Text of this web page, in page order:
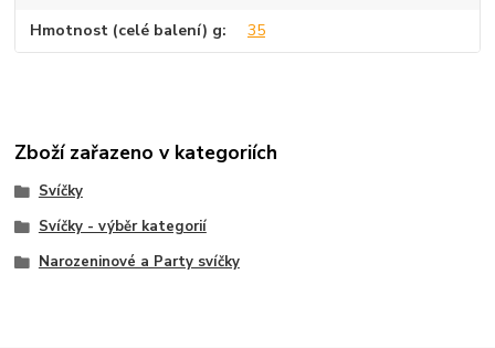
Hmotnost (celé balení) g 35
Zboží zařazeno v kategoriích
Svíčky
Svíčky - výběr kategorií
Narozeninové a Party svíčky